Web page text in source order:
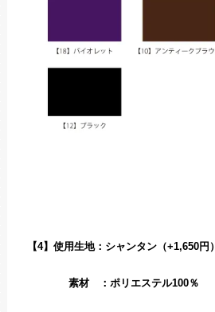
【4】使用生地：シャンタン（+1,650円）
素材 ：ポリエステル100％